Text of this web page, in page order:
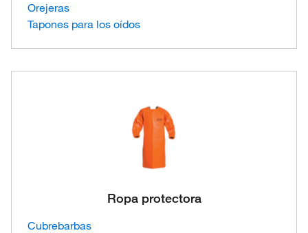
Orejeras
Tapones para los oídos
Ropa protectora
Cubrebarbas